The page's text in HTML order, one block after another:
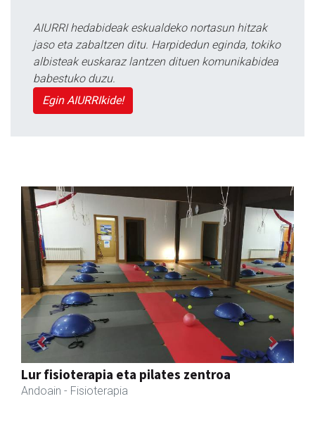
AIURRI hedabideak eskualdeko nortasun hitzak
jaso eta zabaltzen ditu. Harpidedun eginda, tokiko
albisteak euskaraz lantzen dituen komunikabidea
babestuko duzu.
Egin AIURRIkide!
Amonarriz iturgintza S. L.
Larraul - Iturgintza
Previous Next